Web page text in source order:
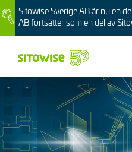
Skip
to
main
ImageSitowise Sverige AB är nu en
AB fortsätter som en del av
Bild